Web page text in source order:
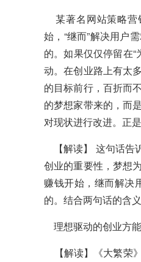
某著名网站策略营
始，“继而”解决用户
的。如果仅仅停留在
动。在创业路上有太
的目标前行，百折而
的梦想家带来的，而
对现状进行改进。正
【解读】 这句话告
创业的重要性，梦想
赚钱开始，继而解决
的。结合两句话的含
理想驱动的创业方
【解读】《大繁荣